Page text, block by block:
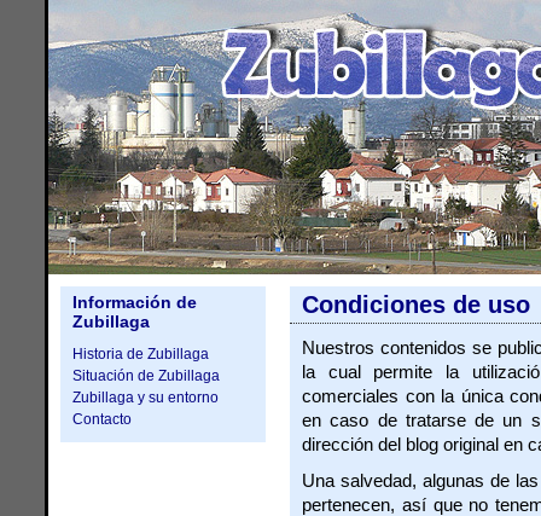
Información de
Zubillaga
Historia de Zubillaga
Situación de Zubillaga
Zubillaga y su entorno
Contacto
Condiciones de uso
Nuestros contenidos se
la cual permite la
comerciales con la única
en caso de tratarse de un
dirección del blog original en
Una salvedad, algunas de
pertenecen, así que no